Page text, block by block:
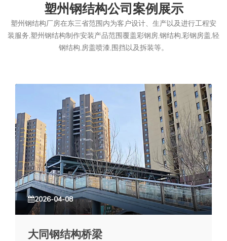
塑州钢结构公司案例展示
塑州钢结构厂房在东三省范围内为客户设计、生产以及进行工程安
装服务,塑州钢结构制作安装产品范围覆盖彩钢房,钢结构,彩钢房盖,轻
钢结构,房盖喷漆,围挡以及拆装等。
2026-04-08
大同钢结构桥梁
2026-04-08
大同钢结构看台